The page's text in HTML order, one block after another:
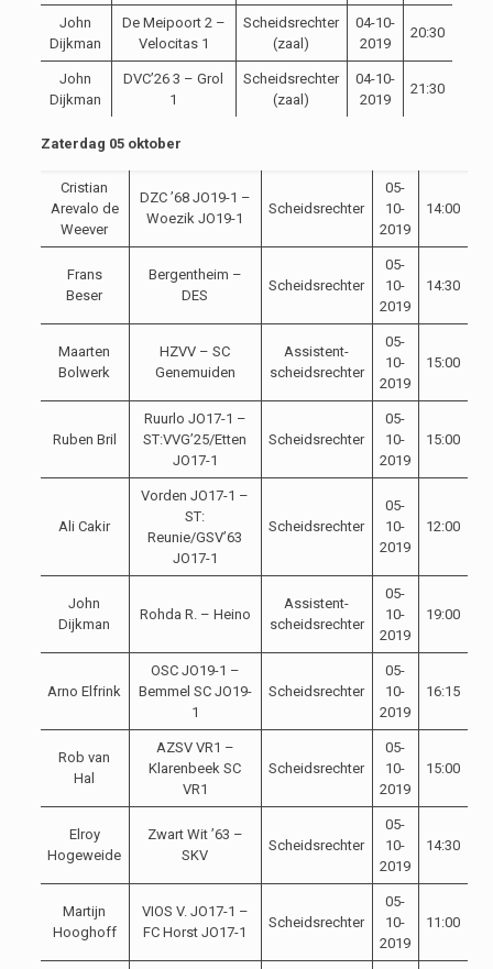
John
Dijkman
De Meipoort 2 –
Velocitas 1
Scheidsrechter
(zaal)
04-10-
2019
20:30
John
Dijkman
DVC’26 3 – Grol
1
Scheidsrechter
(zaal)
04-10-
2019
21:30
Zaterdag 05 oktober
Cristian
Arevalo de
Weever
DZC ’68 JO19-1 –
Woezik JO19-1
Scheidsrechter
05-
10-
2019
14:00
Frans
Beser
Bergentheim –
DES
Scheidsrechter
05-
10-
2019
14:30
Maarten
Bolwerk
HZVV – SC
Genemuiden
Assistent-
scheidsrechter
05-
10-
2019
15:00
Ruben Bril
Ruurlo JO17-1 –
ST:VVG’25/Etten
JO17-1
Scheidsrechter
05-
10-
2019
15:00
Ali Cakir
Vorden JO17-1 –
ST:
Reunie/GSV’63
JO17-1
Scheidsrechter
05-
10-
2019
12:00
John
Dijkman
Rohda R. – Heino
Assistent-
scheidsrechter
05-
10-
2019
19:00
Arno Elfrink
OSC JO19-1 –
Bemmel SC JO19-
1
Scheidsrechter
05-
10-
2019
16:15
Rob van
Hal
AZSV VR1 –
Klarenbeek SC
VR1
Scheidsrechter
05-
10-
2019
15:00
Elroy
Hogeweide
Zwart Wit ’63 –
SKV
Scheidsrechter
05-
10-
2019
14:30
Martijn
Hooghoff
VIOS V. JO17-1 –
FC Horst JO17-1
Scheidsrechter
05-
10-
2019
11:00